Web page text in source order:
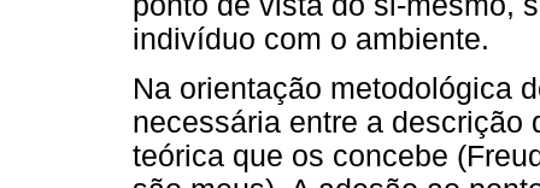
indivíduo com o ambiente.
Na orientação metodológica
necessária entre a
teórica que os concebe